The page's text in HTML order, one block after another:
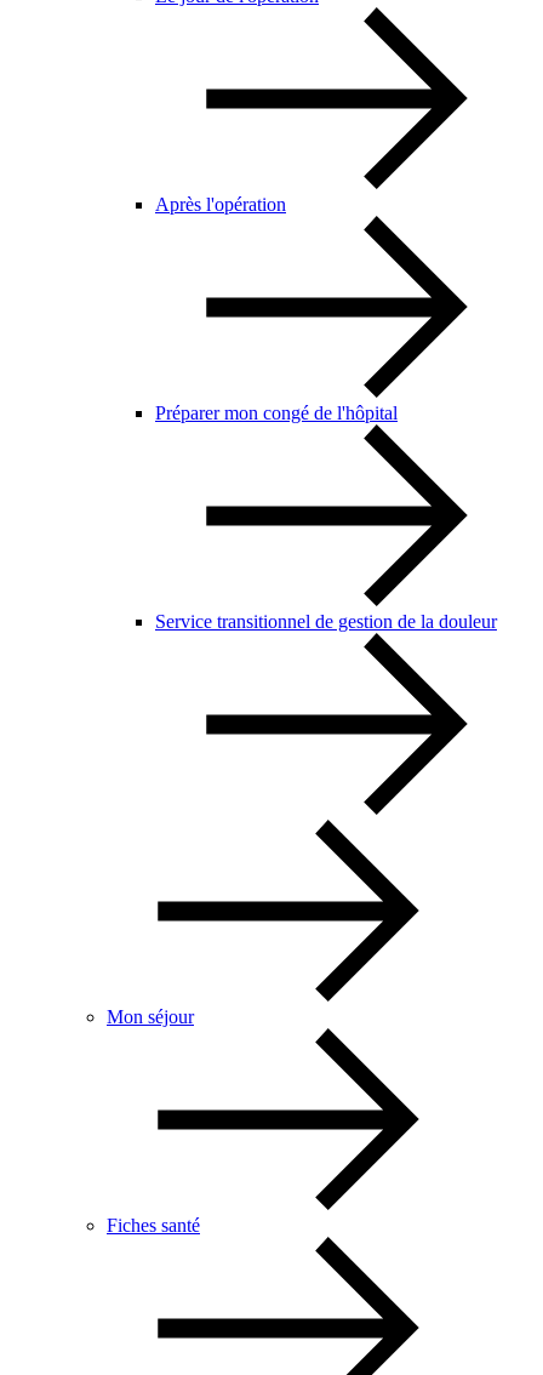
Après l'opération
Préparer mon congé de l'hôpital
Service transitionnel de gestion de la douleur
Mon séjour
Fiches santé